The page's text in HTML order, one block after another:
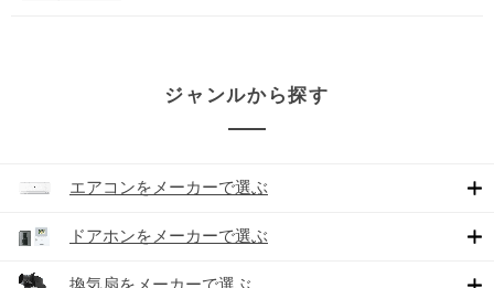
ジャンルから探す
エアコンをメーカーで選ぶ
ドアホンをメーカーで選ぶ